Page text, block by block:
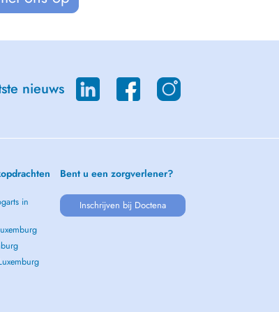
nieuws
in
Bent u een zorgverlener?
Inschrijven bij Doctena